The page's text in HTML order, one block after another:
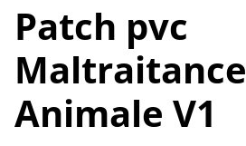
Patch pvc
Maltraitance
Animale V1